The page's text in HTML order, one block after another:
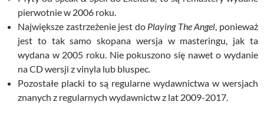
pierwotnie w 2006 roku.
Największe zastrzeżenie jest do Playing The Angel, ponieważ
jest to tak samo skopana wersja w masteringu, jak ta
wydana w 2005 roku. Nie pokuszono się nawet o wydanie
na CD wersji z vinyla lub bluspec.
Pozostałe placki to są regularne wydawnictwa w wersjach
znanych z regularnych wydawnictw z lat 2009-2017.